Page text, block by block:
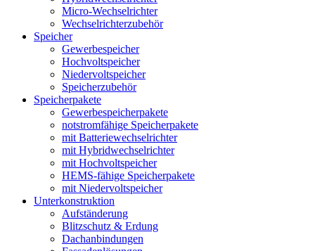
Micro-Wechselrichter
Wechselrichterzubehör
Speicher
Gewerbespeicher
Hochvoltspeicher
Niedervoltspeicher
Speicherzubehör
Speicherpakete
Gewerbespeicherpakete
notstromfähige Speicherpakete
mit Batteriewechselrichter
mit Hybridwechselrichter
mit Hochvoltspeicher
HEMS-fähige Speicherpakete
mit Niedervoltspeicher
Unterkonstruktion
Aufständerung
Blitzschutz & Erdung
Dachanbindungen